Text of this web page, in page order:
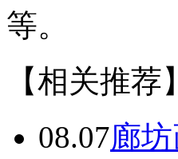
等。
【相关推荐】
08.07廊